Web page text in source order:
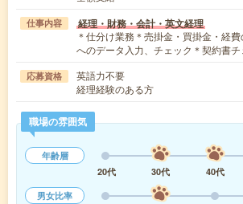
仕事内容 経理・財務・会計・英文経理
＊仕分け業務＊売掛金・買掛金・経
へのデータ入力、チェック＊契約書
応募資格
英語力不要
経理経験のある方
職場の雰囲気
年齢層
20代
30代 40代
男女比率